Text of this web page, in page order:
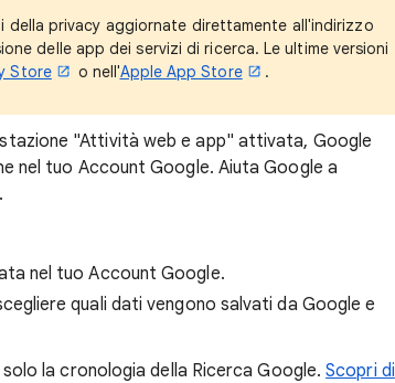
della privacy aggiornate direttamente all'indirizzo
delle app dei servizi di ricerca. Le ultime versioni
Store o nell'Apple App Store .
"Attività web e app" attivata, Google
nel tuo Account Google. Aiuta Google a
nel tuo Account Google.
quali dati vengono salvati da Google e
la cronologia della Ricerca Google.Scopri di